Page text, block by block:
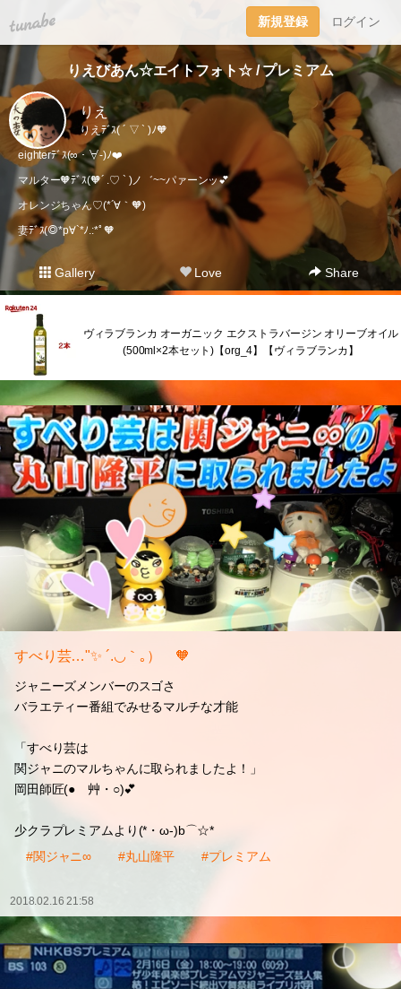
tuna.be 新規登録 ログイン
りえびあん☆エイトフォト☆ / プレミアム
りえ
りえﾃﾞｽ( ´ ▽ ` )ﾉ🧡
eighterﾃﾞｽ(∞・∀-)ﾉ❤️
マルター🧡ﾃﾞｽ(🧡´ .♡ ` )ノ゛~~パァーンッ💕
オレンジちゃん♡(*´∀｀🧡)
妻ﾃﾞｽ(◎*p∀`*ﾉ.:*ﾟ🧡
Gallery Love Share
ヴィラブランカ オーガニック エクストラバージン オリーブオイル
(500ml×2本セット)【org_4】【ヴィラブランカ】
すべり芸…"✨ ´.◡｀｡）ゞ🧡
ジャニーズメンバーのスゴさ
バラエティー番組でみせるマルチな才能
「すべり芸は
関ジャニのマルちゃんに取られましたよ！」
岡田師匠(●ゝ艸・○)💕
少クラプレミアムより(*・ω-)b⌒☆*
#関ジャニ∞
#丸山隆平 #プレミアム
2018.02.16 21:58